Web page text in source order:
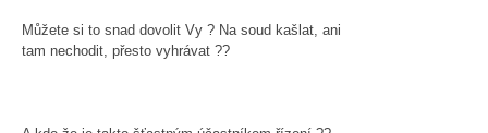
Můžete si to snad dovolit Vy ? Na soud kašlat, ani
tam nechodit, přesto vyhrávat ??